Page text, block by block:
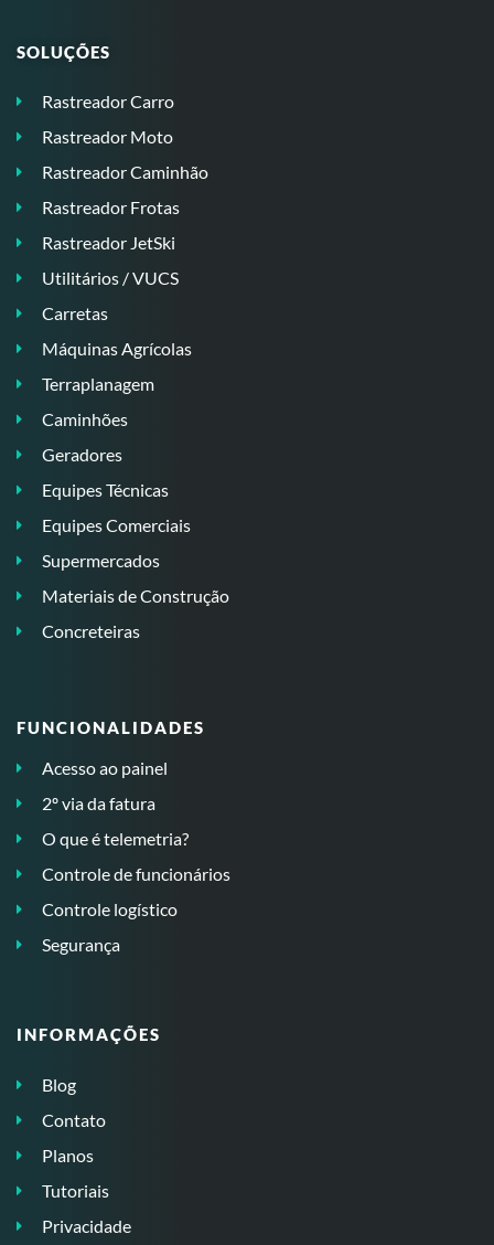
SOLUÇÕES
Rastreador Carro
Rastreador Moto
Rastreador Caminhão
Rastreador Frotas
Rastreador JetSki
Utilitários / VUCS
Carretas
Máquinas Agrícolas
Terraplanagem
Caminhões
Geradores
Equipes Técnicas
Equipes Comerciais
Supermercados
Materiais de Construção
Concreteiras
FUNCIONALIDADES
Acesso ao painel
2º via da fatura
O que é telemetria?
Controle de funcionários
Controle logístico
Segurança
INFORMAÇÕES
Blog
Contato
Planos
Tutoriais
Privacidade